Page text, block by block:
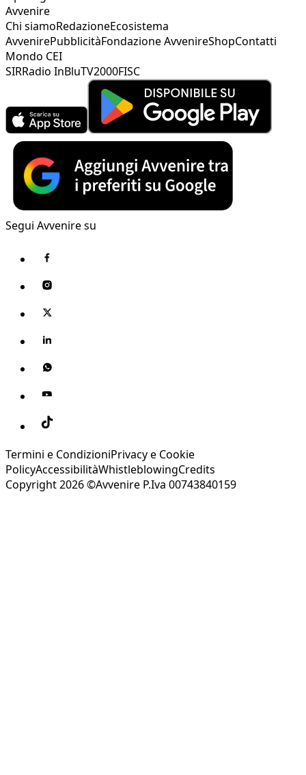
Avvenire
Chi siamoRedazioneEcosistema
AvvenirePubblicitàFondazione AvvenireShopContatti
Mondo CEI
SIRRadio InBluTV2000FISC
Segui Avvenire su
Termini e CondizioniPrivacy e Cookie
PolicyAccessibilitàWhistleblowingCredits
Copyright 2026 ©Avvenire P.Iva 00743840159